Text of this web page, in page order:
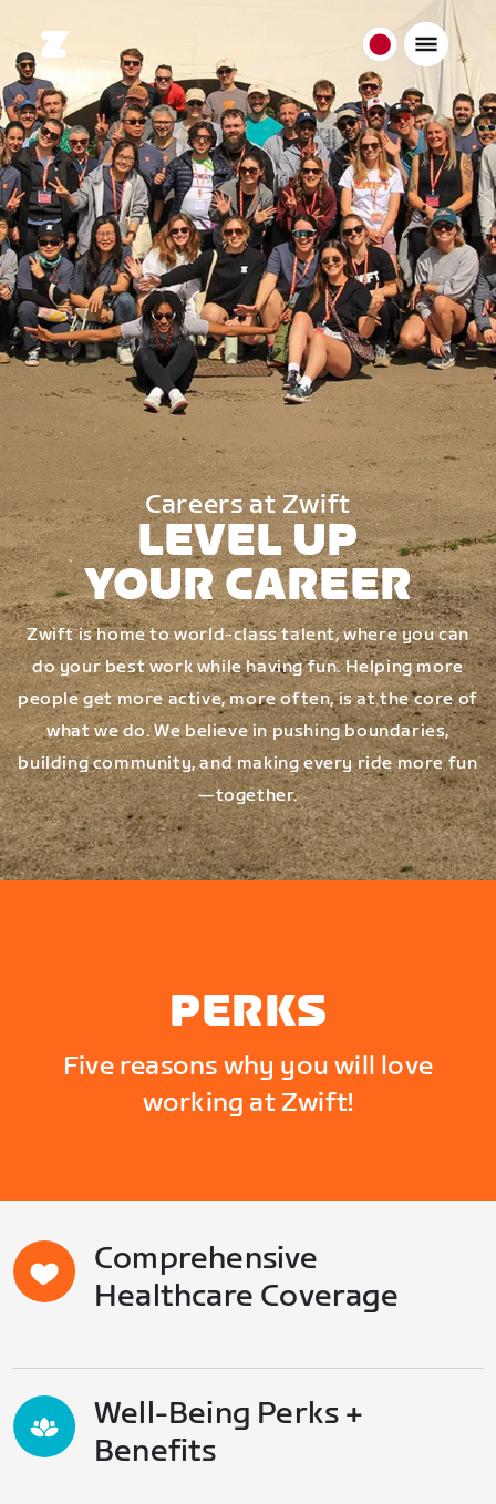
日
本
日
本
語
Careers at Zwift
LEVEL UP
YOUR CAREER
Zwift is home to world-class talent, where you can
do your best work while having fun. Helping more
people get more active, more often, is at the core of
what we do. We believe in pushing boundaries,
building community, and making every ride more fun
—together.
PERKS
Five reasons why you will love
working at Zwift!
Comprehensive
Healthcare Coverage
Well-Being Perks +
Benefits